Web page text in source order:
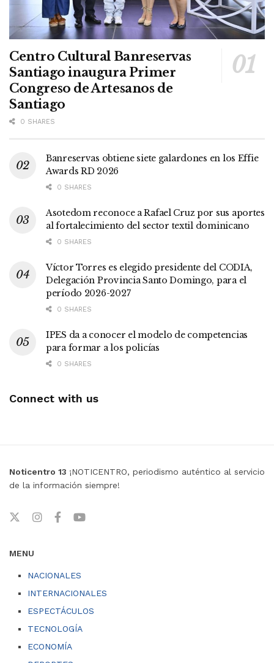
Centro Cultural Banreservas
Santiago inaugura Primer
Congreso de Artesanos de
Santiago
0 SHARES
Banreservas obtiene siete galardones en los Effie
Awards RD 2026
0 SHARES
Asotedom reconoce a Rafael Cruz por sus aportes
al fortalecimiento del sector textil dominicano
0 SHARES
Víctor Torres es elegido presidente del CODIA,
Delegación Provincia Santo Domingo, para el
período 2026-2027
0 SHARES
IPES da a conocer el modelo de competencias
para formar a los policías
0 SHARES
Connect with us
Noticentro 13 ¡NOTICENTRO, periodismo auténtico al servicio
de la información siempre!
MENU
NACIONALES
INTERNACIONALES
ESPECTÁCULOS
TECNOLOGÍA
ECONOMÍA